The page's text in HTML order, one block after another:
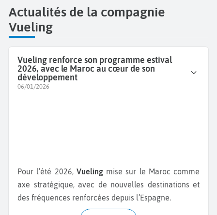
Actualités de la compagnie
Vueling
Vueling renforce son programme estival
2026, avec le Maroc au cœur de son
développement
06/01/2026
Pour l’été 2026, Vueling mise sur le Maroc comme
axe stratégique, avec de nouvelles destinations et
des fréquences renforcées depuis l’Espagne.